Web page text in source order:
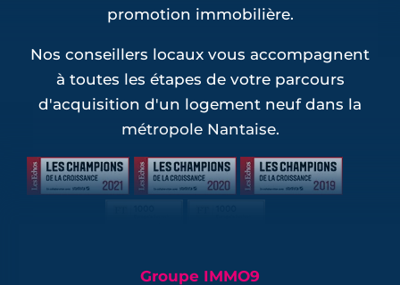
promotion immobilière.
Nos conseillers locaux vous accompagnent
à toutes les étapes de votre parcours
d'acquisition d'un logement neuf dans la
métropole Nantaise.
Groupe IMMO9